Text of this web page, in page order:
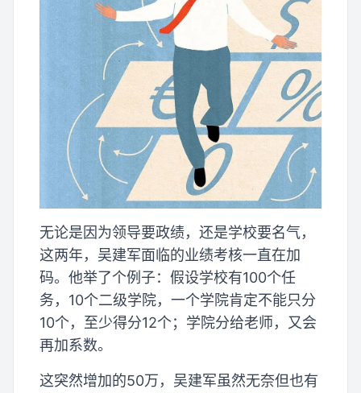
无论是因为领导要政绩，还是学校要名气，
这两年，吴建军面临的业绩考核一直在加
码。他举了个例子：假设学校有100个任
务，10个二级学院，一个学院肯定不能只分
10个，至少得分12个；学院分给老师，又会
再加系数。
这突然增加的50万，吴建军虽然无奈但也有